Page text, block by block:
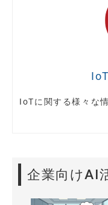
IoTに関する様々な
企業向けAI